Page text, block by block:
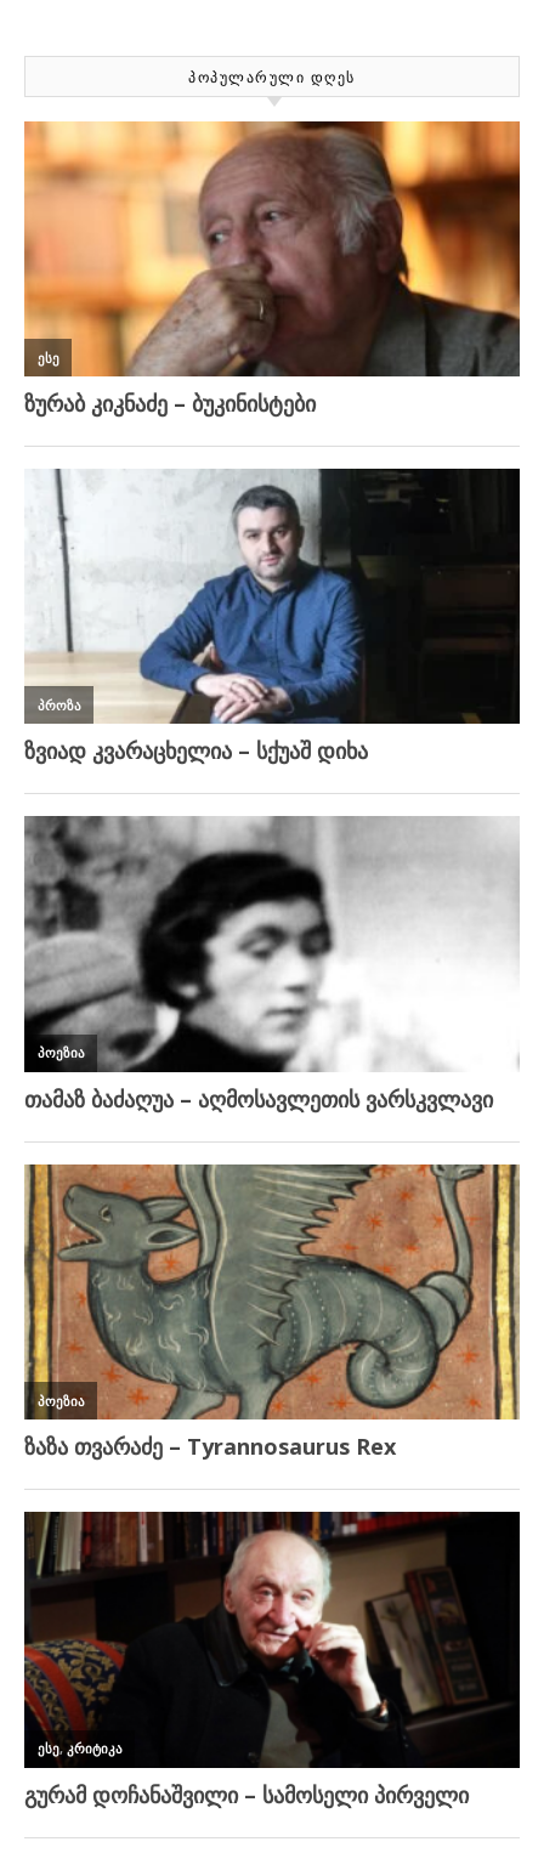
ᲞᲝᲞᲣᲚᲐᲠᲣᲚᲘ ᲓᲦᲔᲡ